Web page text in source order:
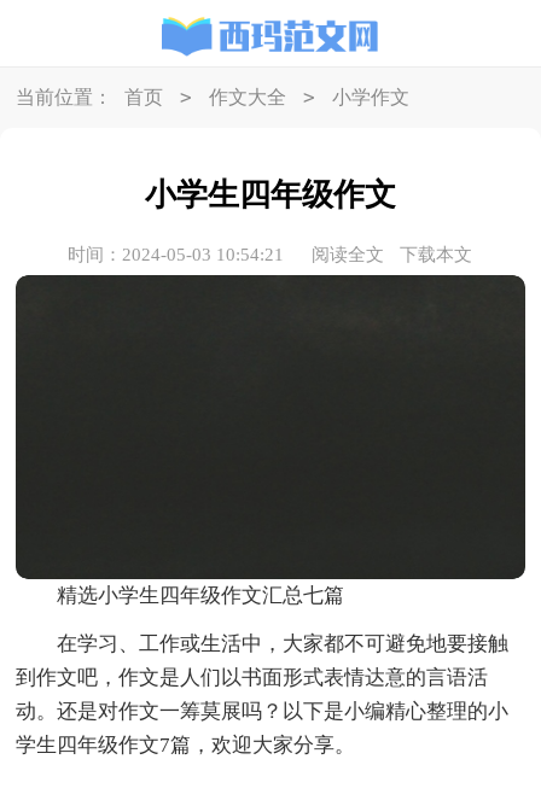
当前位置： 首页 > 作文大全 > 小学作文
小学生四年级作文
时间：2024-05-03 10:54:21 阅读全文 下载本文
精选小学生四年级作文汇总七篇
在学习、工作或生活中，大家都不可避免地要接触
到作文吧，作文是人们以书面形式表情达意的言语活
动。还是对作文一筹莫展吗？以下是小编精心整理的小
学生四年级作文7篇，欢迎大家分享。